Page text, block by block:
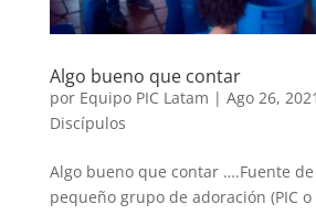
Algo bueno que contar
por Equipo PIC Latam | Ago 26, 2021
Discípulos
Algo bueno que contar ….Fuente
pequeño grupo de adoración (PIC o